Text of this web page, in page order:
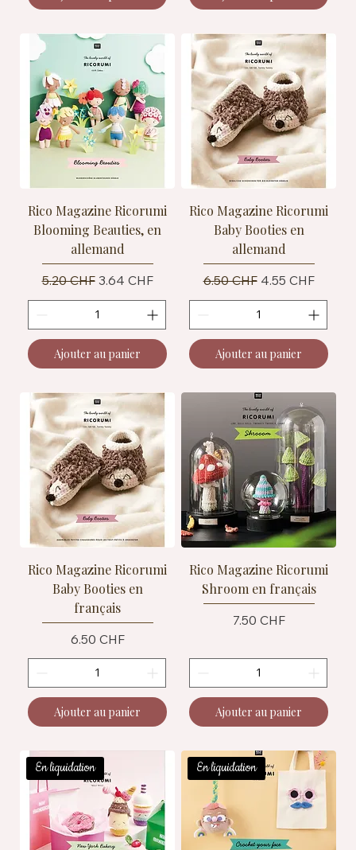
Rico Magazine Ricorumi
Blooming Beauties, en
allemand
Prix original
5.20 CHF Prix promotionnel
3.64 CHF
Ajouter au panier
Rico Magazine Ricorumi
Baby Booties en
allemand
Prix original
6.50 CHF Prix
4.55 CHF
Ajouter au panier
Rico Magazine Ricorumi
Baby Booties en
français
Prix
6.50 CHF
Ajouter au panier
Rico Magazine Ricorumi
Shroom en français
Prix
7.50 CHF
Ajouter au panier
En liquidation En liquidation